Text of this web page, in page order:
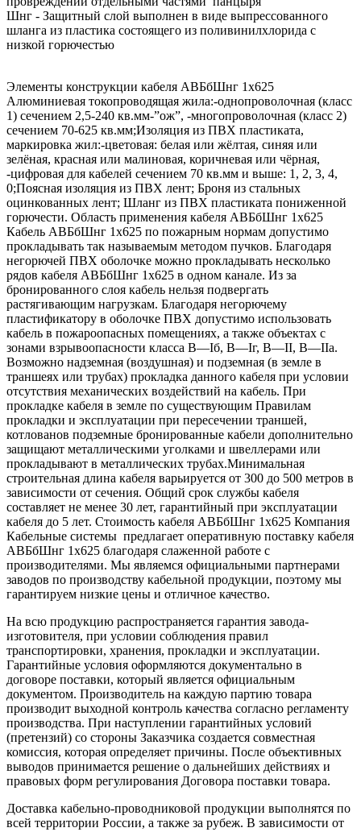
Шнг - Защитный слой выполнен в виде выпрессованного
шланга из пластика состоящего из поливинилхлорида с
низкой горючестью
Элементы конструкции кабеля АВБбШнг 1х625
Алюминиевая токопроводящая жила:-однопроволочная (класс
1) сечением 2,5-240 кв.мм-”ож”, -многопроволочная (класс 2)
сечением 70-625 кв.мм;Изоляция из ПВХ пластиката,
маркировка жил:-цветовая: белая или жёлтая, синяя или
зелёная, красная или малиновая, коричневая или чёрная,
-цифровая для кабелей сечением 70 кв.мм и выше: 1, 2, 3, 4,
0;Поясная изоляция из ПВХ лент; Броня из стальных
оцинкованных лент; Шланг из ПВХ пластиката пониженной
горючести. Область применения кабеля АВБбШнг 1х625
Кабель АВБбШнг 1х625 по пожарным нормам допустимо
прокладывать так называемым методом пучков. Благодаря
негорючей ПВХ оболочке можно прокладывать несколько
рядов кабеля АВБбШнг 1х625 в одном канале. Из за
бронированного слоя кабель нельзя подвергать
растягивающим нагрузкам. Благодаря негорючему
пластификатору в оболочке ПВХ допустимо использовать
кабель в пожароопасных помещениях, а также объектах с
зонами взрывоопасности класса B—Iб, B—Iг, В—II, В—IIа.
Возможно надземная (воздушная) и подземная (в земле в
траншеях или трубах) прокладка данного кабеля при условии
отсутствия механических воздействий на кабель. При
прокладке кабеля в земле по существующим Правилам
прокладки и эксплуатации при пересечении траншей,
котлованов подземные бронированные кабели дополнительно
защищают металлическими уголками и швеллерами или
прокладывают в металлических трубах.Минимальная
строительная длина кабеля варьируется от 300 до 500 метров в
зависимости от сечения. Общий срок службы кабеля
составляет не менее 30 лет, гарантийный при эксплуатации
кабеля до 5 лет. Стоимость кабеля АВБбШнг 1х625 Компания
Кабельные системы предлагает оперативную поставку кабеля
АВБбШнг 1х625 благодаря слаженной работе с
производителями. Мы являемся официальными партнерами
заводов по производству кабельной продукции, поэтому мы
гарантируем низкие цены и отличное качество.
На всю продукцию распространяется гарантия завода-
изготовителя, при условии соблюдения правил
транспортировки, хранения, прокладки и эксплуатации.
Гарантийные условия оформляются документально в
договоре поставки, который является официальным
документом. Производитель на каждую партию товара
производит выходной контроль качества согласно регламенту
производства. При наступлении гарантийных условий
(претензий) со стороны Заказчика создается совместная
комиссия, которая определяет причины. После объективных
выводов принимается решение о дальнейших действиях и
правовых форм регулирования Договора поставки товара.
Доставка кабельно-проводниковой продукции выполнятся по
всей территории России, а также за рубеж. В зависимости от